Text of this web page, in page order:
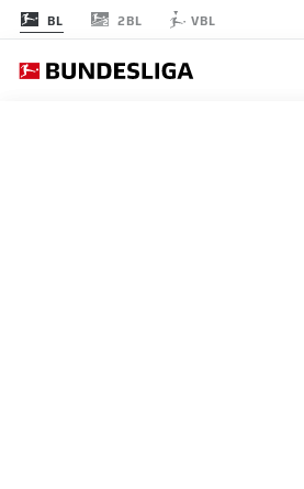
BL 2BL VBL